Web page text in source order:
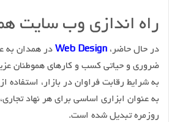
راه اندازی وب سایت
در حال حاضر، Web Design در همدان به
ضروری و حیاتی کسب و کارهای هموطنان
به شرایط رقابت فراوان در بازار، استفاده
به عنوان ابزاری اساسی برای هر نهاد
روزمره تبدیل شده است.